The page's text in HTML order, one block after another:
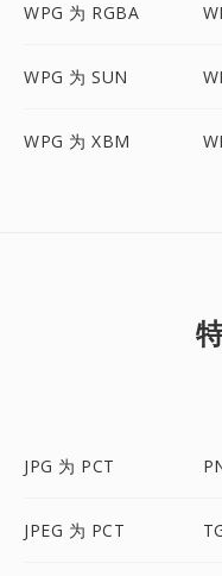
WPG 为 RGBA
WPG 为 SUN
WPG 为 XBM
JPG 为 PCT
JPEG 为 PCT